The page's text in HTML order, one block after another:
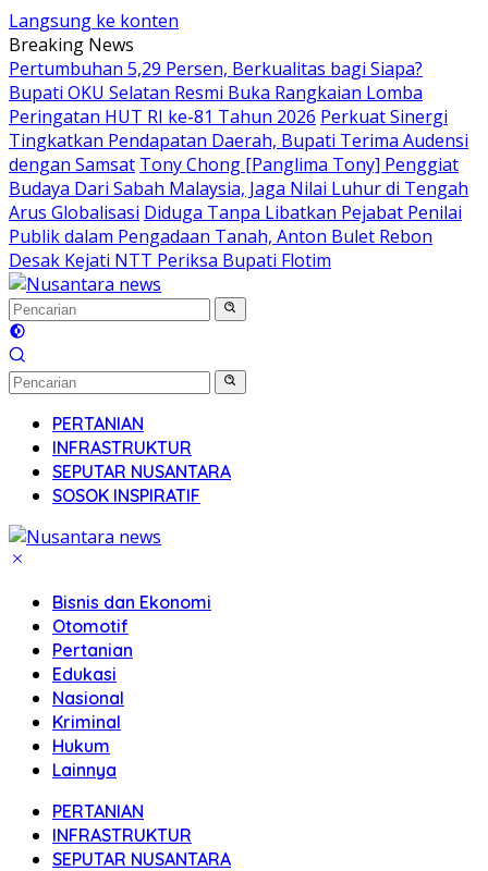
Langsung ke konten
Breaking News
Pertumbuhan 5,29 Persen, Berkualitas bagi Siapa?
Bupati OKU Selatan Resmi Buka Rangkaian Lomba
Peringatan HUT RI ke-81 Tahun 2026 Perkuat Sinergi
Tingkatkan Pendapatan Daerah, Bupati Terima Audensi
dengan Samsat Tony Chong [Panglima Tony] Penggiat
Budaya Dari Sabah Malaysia, Jaga Nilai Luhur di Tengah
Arus Globalisasi Diduga Tanpa Libatkan Pejabat Penilai
Publik dalam Pengadaan Tanah, Anton Bulet Rebon
Desak Kejati NTT Periksa Bupati Flotim
PERTANIAN
INFRASTRUKTUR
SEPUTAR NUSANTARA
SOSOK INSPIRATIF
Bisnis dan Ekonomi
Otomotif
Pertanian
Edukasi
Nasional
Kriminal
Hukum
Lainnya
PERTANIAN
INFRASTRUKTUR
SEPUTAR NUSANTARA